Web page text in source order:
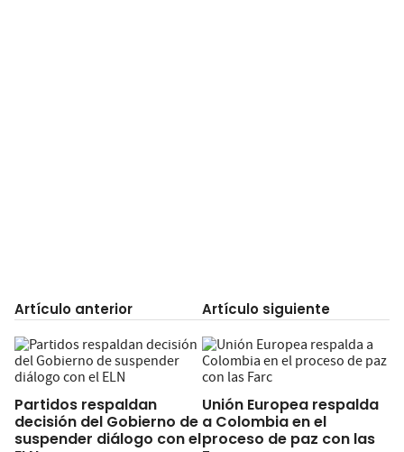
Artículo anterior
Partidos respaldan
decisión del Gobierno de
suspender diálogo con el
Artículo siguiente
Unión Europea respalda
a Colombia en el
proceso de paz con las